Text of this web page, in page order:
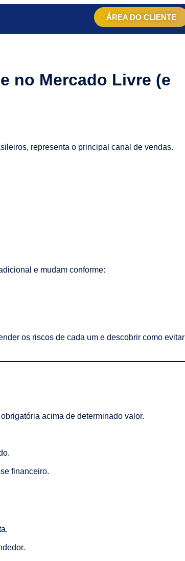
ÁREA DO CLIENTE
no Mercado Livre (e
representa o principal canal de vendas.
e mudam conforme:
os riscos de cada um e descobrir como evitar
acima de determinado valor.
financeiro.